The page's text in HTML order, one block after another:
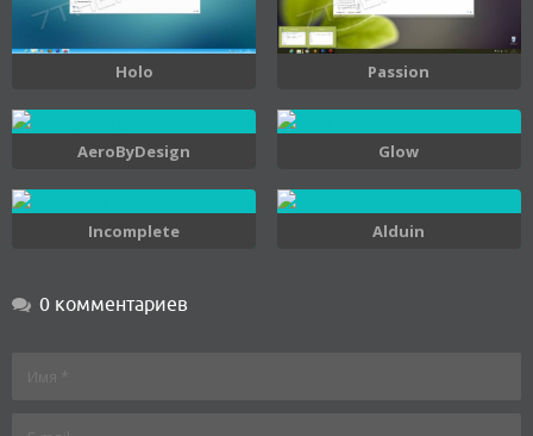
Holo Passion
AeroByDesign Glow
Incomplete Alduin
0 комментариев